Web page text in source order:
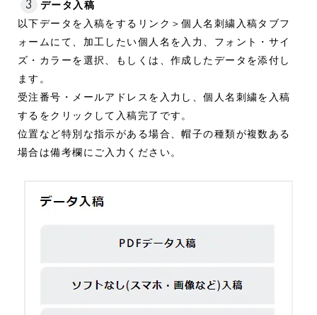
3
データ入稿
以下データを入稿をするリンク＞個人名刺繍入稿タブフ
ォームにて、加工したい個人名を入力、フォント・サイ
ズ・カラーを選択、もしくは、作成したデータを添付し
ます。
受注番号・メールアドレスを入力し、個人名刺繍を入稿
するをクリックして入稿完了です。
位置など特別な指示がある場合、帽子の種類が複数ある
場合は備考欄にご入力ください。